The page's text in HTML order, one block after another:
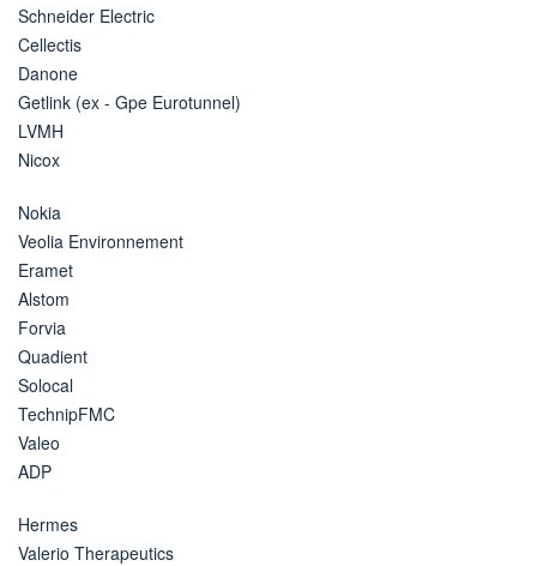
Schneider Electric
Cellectis
Danone
Getlink (ex - Gpe Eurotunnel)
LVMH
Nicox
Nokia
Veolia Environnement
Eramet
Alstom
Forvia
Quadient
Solocal
TechnipFMC
Valeo
ADP
Hermes
Valerio Therapeutics